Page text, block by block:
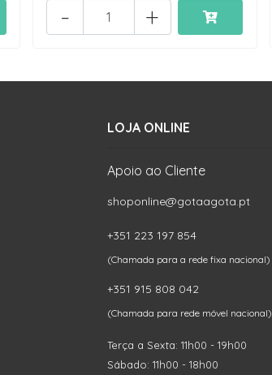
+
-
LOJA ONLINE
Apoio ao Cliente
shoponline@gotaagota.pt
+351 223 197 854
(Chamada para a rede fixa nacional)
+351 915 808 042
(Chamada para rede móvel nacional)
Terça a Sexta: 11h00 - 19h00
Sábado: 11h00 - 18h00